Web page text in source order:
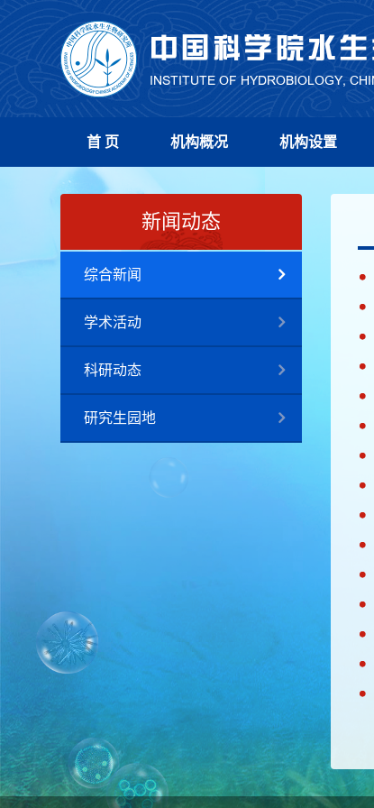
首 页 机构概况 机构设置
新闻动态
综合新闻
学术活动
科研动态
研究生园地